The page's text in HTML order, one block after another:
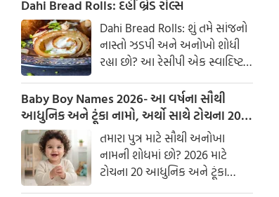
ઉનાળામાં ઠંડક આપે છે
Dahi Bread Rolls: દહીં બ્રેડ રોલ્સ
Dahi Bread Rolls: શું તમે સાંજનો
નાસ્તો ઝડપી અને અનોખો શોધી
રહ્યા છો? આ રેસીપી એક સ્વાદિષ્ટ
વિકલ્પ આપે છે જે બહારથી ક્રિસ્પી
અને અંદરથી અતિ નરમ છે. મસાલા
અને ક્રીમી ટેક્સચરનું સંપૂર્ણ મિશ્રણ
તેને બધી ઉંમરના લોકોમાં પ્રિય
બનાવે છે.
Baby Boy Names 2026- આ વર્ષના સૌથી
આધુનિક અને ટૂંકા નામો, અર્થો સાથે ટોચના 20
નામોની યાદી જુઓ.તમારા પુત્ર માટે સૌથી અનોખા
નામની શોધમાં છો? 2026 માટે
ટોચના 20 આધુનિક અને ટૂંકા
બાળક છોકરાના નામોની યાદી